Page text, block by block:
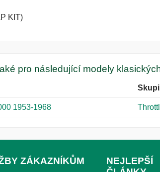
KIT)
pro následující modely
1953-1968
ZÁKAZNÍKŮM
NEJLEPŠÍ